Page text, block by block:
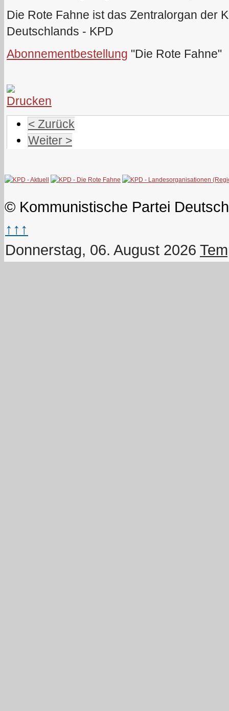
Die Rote Fahne ist das Zentralorgan der
Deutschlands - KPD
Abonnementbestellung "Die Rote Fahne"
< Zurück
Weiter >
© Kommunistische Partei
↑↑↑
Donnerstag, 06. August 2026